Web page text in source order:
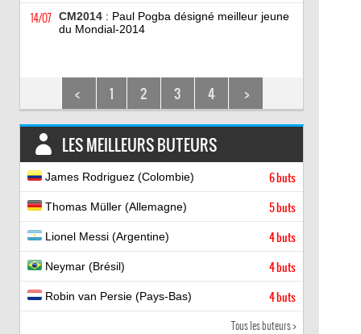
14/07 CM2014: Paul Pogba désigné meilleur jeune
du Mondial-2014
< 1 2 3 4 >
LES MEILLEURS BUTEURS
James Rodriguez (Colombie) 6 buts
Thomas Müller (Allemagne) 5 buts
Lionel Messi (Argentine) 4 buts
Neymar (Brésil) 4 buts
Robin van Persie (Pays-Bas) 4 buts
Tous les buteurs >